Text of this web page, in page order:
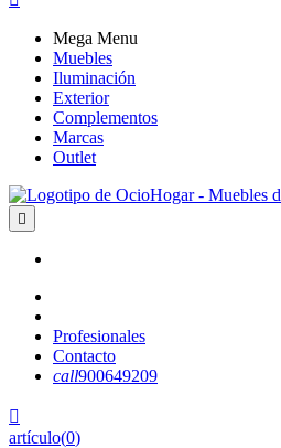
Mega Menu
Muebles
Iluminación
Exterior
Complementos
Marcas
Outlet

Profesionales
Contacto
call900649209

artículo(0)